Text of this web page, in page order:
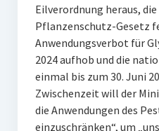
Eilverordnung heraus, die
Pflanzenschutz-Gesetz
Anwendungsverbot für
2024 aufhob und die
einmal bis zum 30. Juni
Zwischenzeit will der
die Anwendungen des
einzuschränken“, um